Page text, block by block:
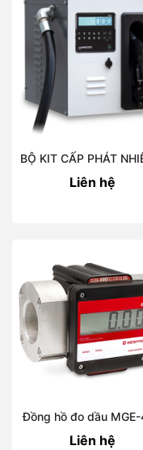
Liên hệ
Đồng hồ đo dầu
Liên hệ